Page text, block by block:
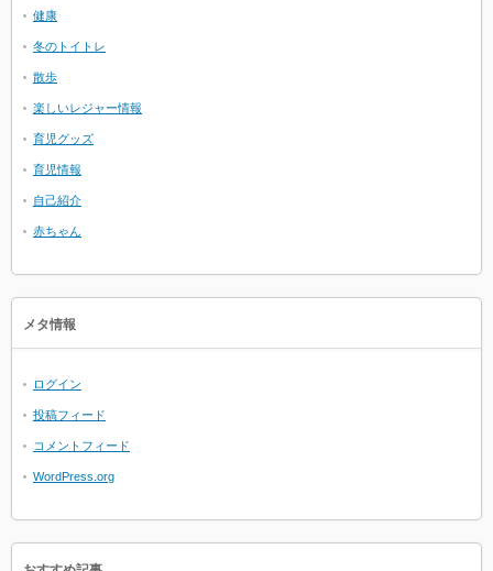
健康
冬のトイトレ
散歩
楽しいレジャー情報
育児グッズ
育児情報
自己紹介
赤ちゃん
メタ情報
ログイン
投稿フィード
コメントフィード
WordPress.org